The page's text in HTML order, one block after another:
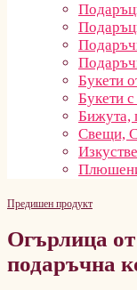
Букети
Букети
Бижута,
Свещи,
Предишен продукт
Огърлица
подаръчна